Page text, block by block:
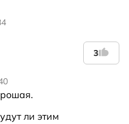
3
ли этим